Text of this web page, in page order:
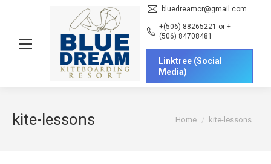
bluedreamcr@gmail.com
+(506) 88265221 or +
(506) 84708481
Linktree (Social
Media)
kite-lessons You are here:
Home kite-lessons